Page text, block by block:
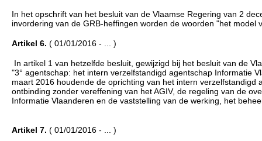
In het opschrift van het besluit van de Vlaamse Regering van 2
invordering van de GRB-heffingen worden de woorden "het model
Artikel 6. ( 01/01/2016 - ... )
In artikel 1 van hetzelfde besluit, gewijzigd bij het besluit van de
"3° agentschap: het intern verzelfstandigd agentschap Informatie
maart 2016 houdende de oprichting van het intern
ontbinding zonder vereffening van het AGIV, de regeling van de
Informatie Vlaanderen en de vaststelling van de werking, het
Artikel 7. ( 01/01/2016 - ... )